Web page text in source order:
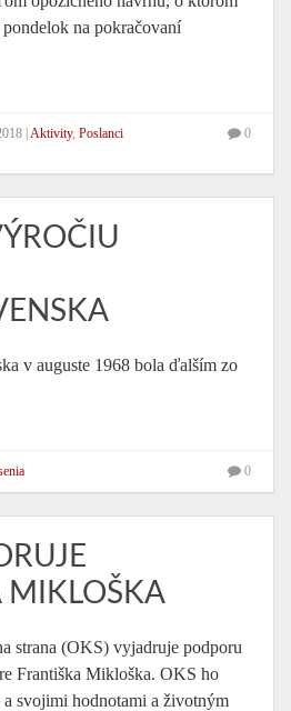
na pokračovaní
Aktivity, Poslanci
0
v auguste 1968 bola ďalším zo
0
MIKLOŠKA
strana (OKS) vyjadruje podporu
Františka Mikloška. OKS ho
a svojimi hodnotami a životným